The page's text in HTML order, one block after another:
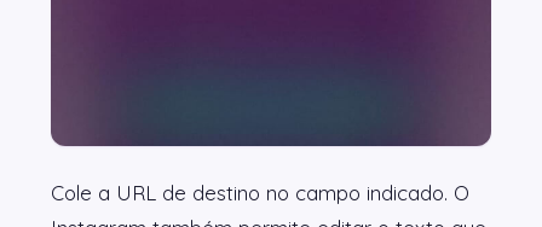
Cole a URL de destino no campo indicado. O